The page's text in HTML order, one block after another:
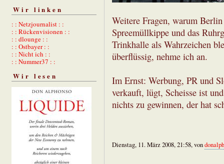
Wir linken
: : Netzjournalist : :
: : Rückenvisionen : :
: : dlounge : :
: : Ostbayer : :
: : Nicht ich : :
: : Nummer37 : :
Wir lesen
Weitere Fragen, warum
Spreemüllkippe und das
Trinkhalle als Wahrzeichen
überflüssig, nehme ich an.
Im Ernst: Werbung, PR und
verkauft, lügt, Scheisse ist
nichts zu gewinnen, der hat
Dienstag, 11. März 2008, 21:58, von